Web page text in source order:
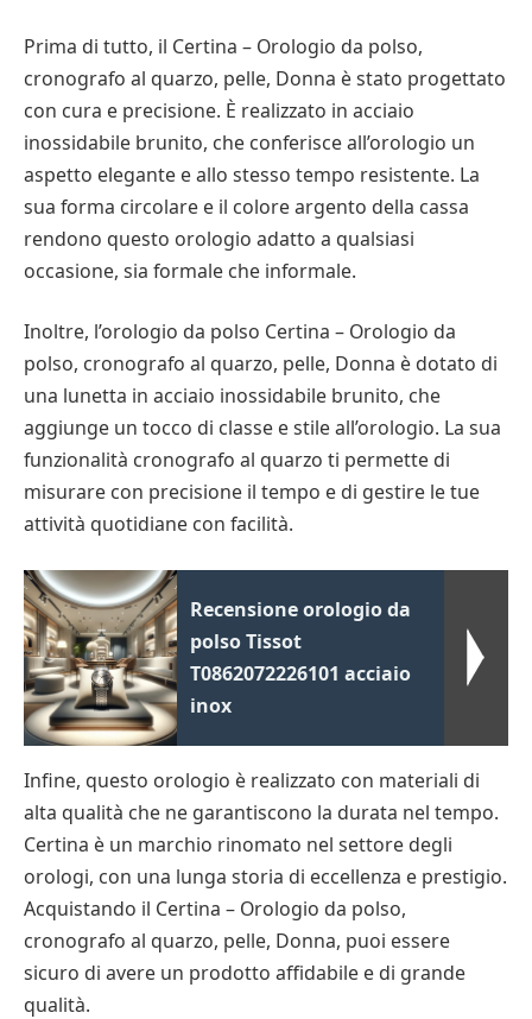
Prima di tutto, il Certina – Orologio da polso,
cronografo al quarzo, pelle, Donna è stato progettato
con cura e precisione. È realizzato in acciaio
inossidabile brunito, che conferisce all’orologio un
aspetto elegante e allo stesso tempo resistente. La
sua forma circolare e il colore argento della cassa
rendono questo orologio adatto a qualsiasi
occasione, sia formale che informale.
Inoltre, l’orologio da polso Certina – Orologio da
polso, cronografo al quarzo, pelle, Donna è dotato di
una lunetta in acciaio inossidabile brunito, che
aggiunge un tocco di classe e stile all’orologio. La sua
funzionalità cronografo al quarzo ti permette di
misurare con precisione il tempo e di gestire le tue
attività quotidiane con facilità.
Recensione orologio da
polso Tissot
T0862072226101 acciaio
inox
Infine, questo orologio è realizzato con materiali di
alta qualità che ne garantiscono la durata nel tempo.
Certina è un marchio rinomato nel settore degli
orologi, con una lunga storia di eccellenza e prestigio.
Acquistando il Certina – Orologio da polso,
cronografo al quarzo, pelle, Donna, puoi essere
sicuro di avere un prodotto affidabile e di grande
qualità.